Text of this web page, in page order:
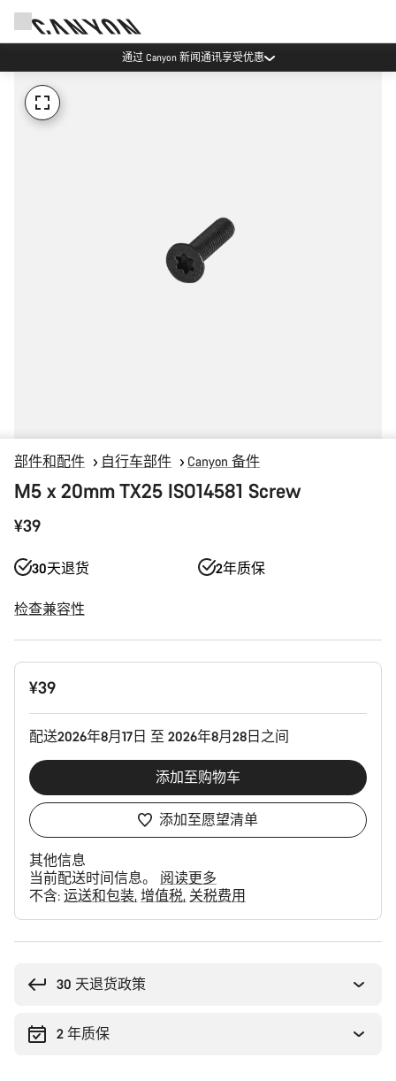
通过 Canyon 新闻通讯享受优惠
部件和配件 自行车部件 Canyon 备件
M5 x 20mm TX25 ISO14581 Screw
¥39
30天退货 2年质保
检查兼容性
产
¥39
配送2026年8月17日 至 2026年8月28日之间
添加至购物车
添加至愿望清单
其他信息
当前配送时间信息。 阅读更多
不含: 运送和包装 增值税 关税费用
30 天退货政策
2 年质保